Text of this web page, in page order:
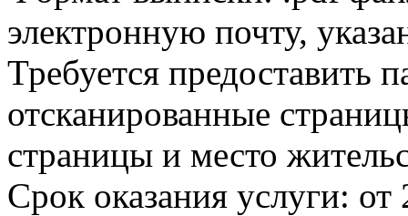
электронную почту,
Требуется предоставить
отсканированные
страницы и место
Срок оказания услуги: от